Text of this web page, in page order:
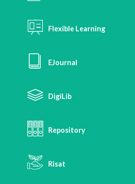
Flexible Learning
EJournal
DigiLib
Repository
Risat